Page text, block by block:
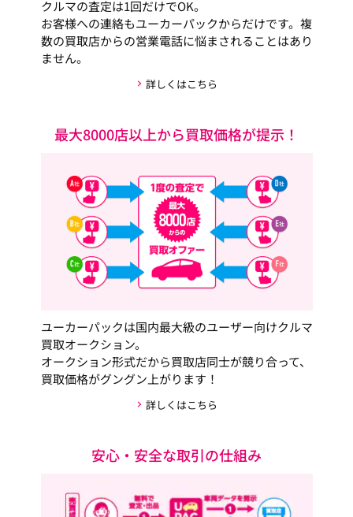
クルマの査定は1回だけでOK。
お客様への連絡もユーカーパックからだけです。複
数の買取店からの営業電話に悩まされることはあり
ません。
詳しくはこちら
最大8000店以上から買取価格が提示！
ユーカーパックは国内最大級のユーザー向けクルマ
買取オークション。
オークション形式だから買取店同士が競り合って、
買取価格がグングン上がります！
詳しくはこちら
安心・安全な取引の仕組み